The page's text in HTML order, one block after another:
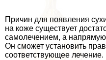
Причин для появления
на коже существует
самолечением, а
Он сможет установить
соответствующее лечение.